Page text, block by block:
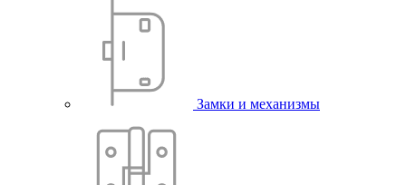
Замки и механизмы